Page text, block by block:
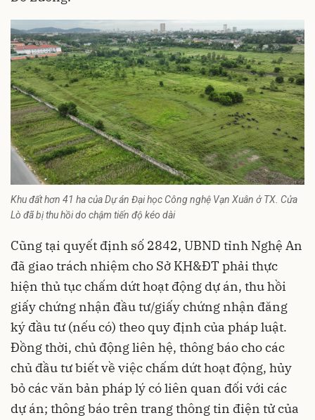
Khu đất hơn 41 ha của Dự án Đại học Công nghệ Vạn Xuân ở TX. Cửa
Lò đã bị thu hồi do chậm tiến độ kéo dài
Cũng tại quyết định số 2842, UBND tỉnh Nghệ An
đã giao trách nhiệm cho Sở KH&ĐT phải thực
hiện thủ tục chấm dứt hoạt động dự án, thu hồi
giấy chứng nhận đầu tư/giấy chứng nhận đăng
ký đầu tư (nếu có) theo quy định của pháp luật.
Đồng thời, chủ động liên hệ, thông báo cho các
chủ đầu tư biết về việc chấm dứt hoạt động, hủy
bỏ các văn bản pháp lý có liên quan đối với các
dự án; thông báo trên trang thông tin điện tử của